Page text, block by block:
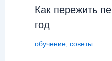
Как пережить
год
обучение, советы